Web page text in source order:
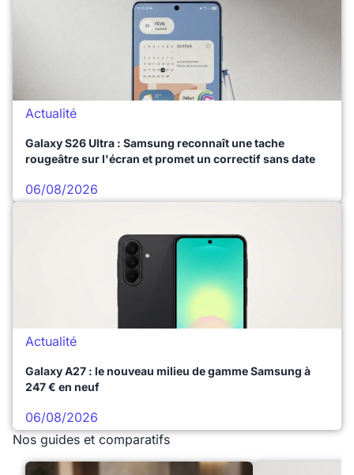
Actualité
Galaxy S26 Ultra : Samsung reconnaît une tache
rougeâtre sur l'écran et promet un correctif sans date
06/08/2026
Actualité
Galaxy A27 : le nouveau milieu de gamme Samsung à
247 € en neuf
06/08/2026
Nos guides et comparatifs